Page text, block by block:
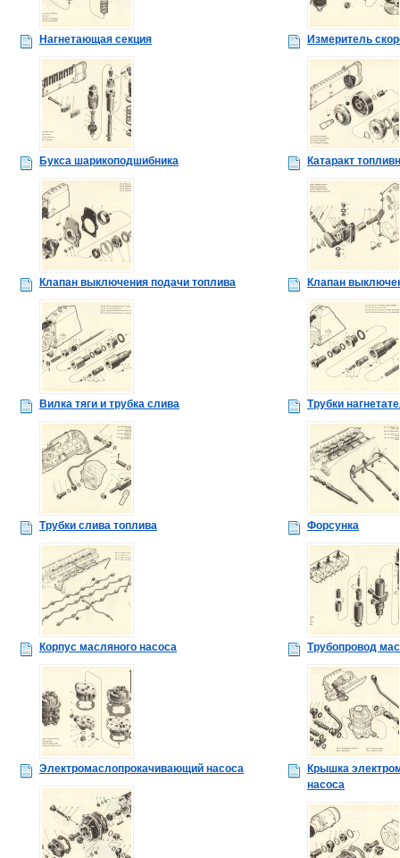
Нагнетающая секция Измеритель
Букса шарикоподшибника Катаракт
Клапан выключения подачи топлива Клапан
Вилка тяги и трубка слива Трубки
Трубки слива топлива Форсунка
Корпус масляного насоса Трубопровод
Электромаслопрокачивающий насоса
Крышка
насоса